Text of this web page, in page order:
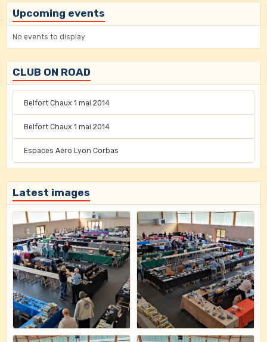
Upcoming events
No events to display
CLUB ON ROAD
Belfort Chaux 1 mai 2014
Belfort Chaux 1 mai 2014
Espaces Aéro Lyon Corbas
Latest images